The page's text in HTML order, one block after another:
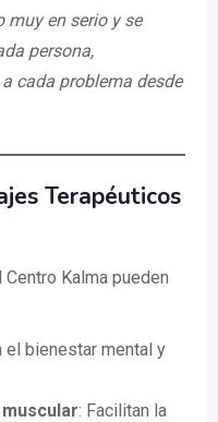
muy en serio y se
persona,
cada problema desde
Terapéuticos
Kalma pueden
el bienestar mental y
: Facilitan la